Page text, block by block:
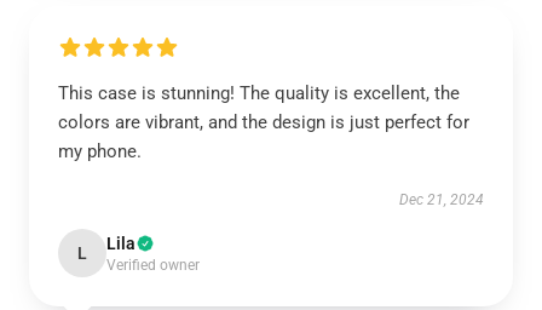
This case is stunning! The quality is excellent, the
colors are vibrant, and the design is just perfect for
my phone.
Dec 21, 2024
L Lila
Verified owner